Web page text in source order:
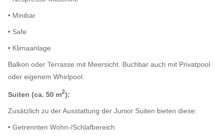
• Minibar
• Safe
• Klimaanlage
Balkon oder Terrasse mit Meersicht. Buchbar auch mit Privatpool
oder eigenem Whirlpool.
Suiten (ca. 50 m2):
Zusätzlich zu der Ausstattung der Junior Suiten bieten diese:
• Getrennten Wohn-/Schlafbereich